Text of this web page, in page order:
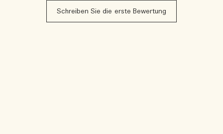
Schreiben Sie die erste Bewertung